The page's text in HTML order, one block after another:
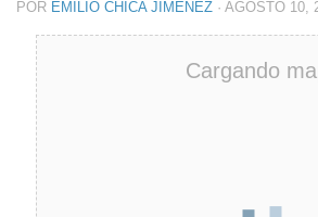
POR EMILIO CHICA JIMÉNEZ · AGOSTO 10,
Cargando